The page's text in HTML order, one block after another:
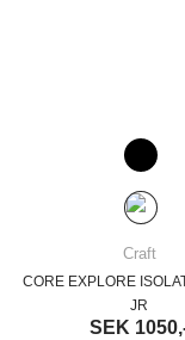
Craft
CORE EXPLORE
JR
SEK